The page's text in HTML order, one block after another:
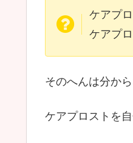
ケアプ
ケアプ
そのへんは分か
ケアプロストを